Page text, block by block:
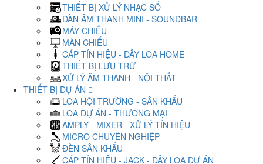
THIẾT BỊ XỬ LÝ NHẠC SỐ
DÀN ÂM THANH MINI - SOUNDBAR
MÁY CHIẾU
MÀN CHIẾU
CÁP TÍN HIỆU - DÂY LOA HOME
THIẾT BỊ LƯU TRỮ
XỬ LÝ ÂM THANH - NỘI THẤT
THIẾT BỊ DỰ ÁN
LOA HỘI TRƯỜNG - SÂN KHẤU
LOA DỰ ÁN - THƯƠNG MẠI
AMPLY - MIXER - XỬ LÝ TÍN HIỆU
MICRO CHUYÊN NGHIỆP
ĐÈN SÂN KHẤU
CÁP TÍN HIỆU - JACK - DÂY LOA DỰ ÁN